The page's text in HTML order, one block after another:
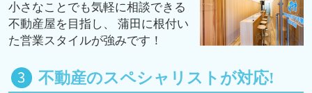
小さなことでも気軽に相談できる
不動産屋を目指し、 蒲田に根付い
た営業スタイルが強みです！
不動産のスペシャリストが対応!